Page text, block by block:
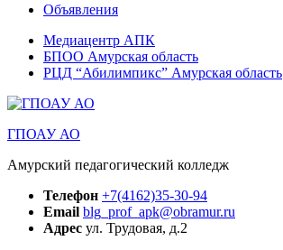
Объявления
Медиацентр АПК
БПОО Амурская область
РЦД “Абилимпикс” Амурская область
ГПОАУ АО
Амурский педагогический колледж
Телефон +7(4162)35-30-94
Email blg_prof_apk@obramur.ru
Адрес ул. Трудовая, д.2